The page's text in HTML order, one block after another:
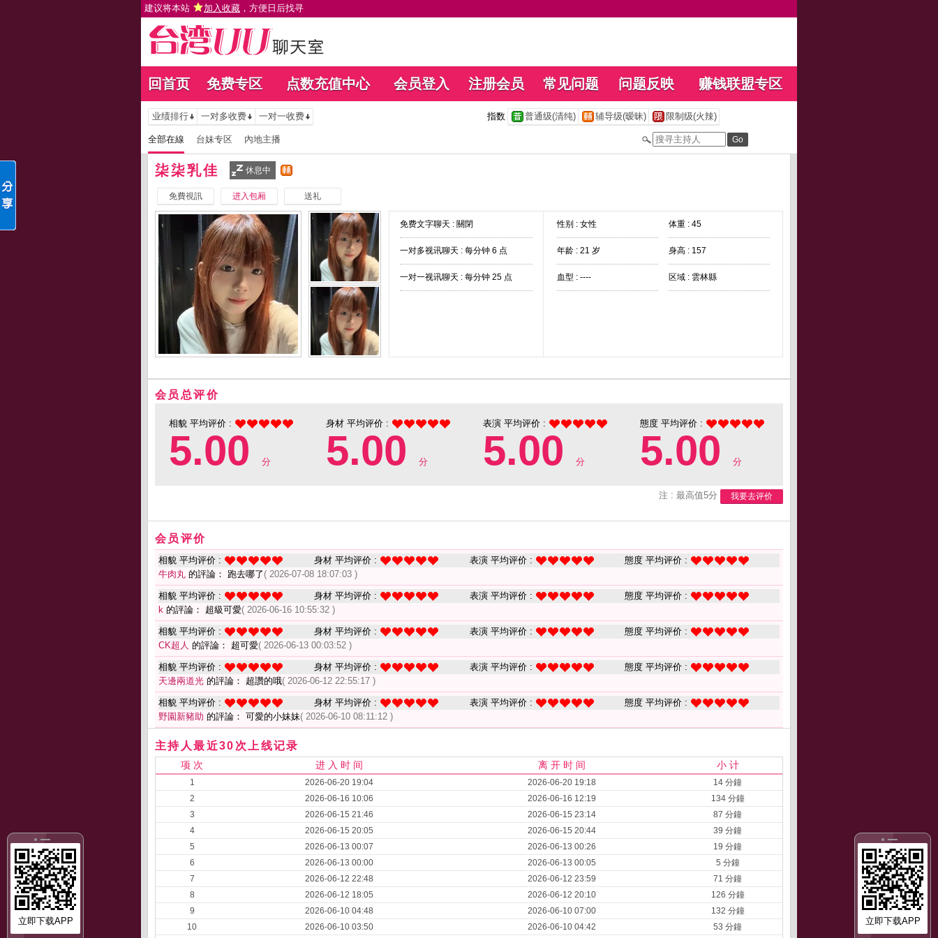
建议将本站 加入收藏 ，方便日后找寻
回首页 免费专区 点数充值中心 会员登入 注册会员 常见问题 问题反映 赚钱联盟专区
立即下载APP
立即下载APP
业绩排行 一对多收费 一对一收费 指数 普通级(清纯) 辅导级(暧昧) 限制级(火辣)
全部在線 台妹专区 內地主播
柒柒乳佳 休息中
免費視訊 进入包厢 送礼
免费文字聊天 : 關閉
一对多视讯聊天 : 每分钟 6 点
一对一视讯聊天 : 每分钟 25 点
性别 : 女性 体重 : 45
年龄 : 21 岁 身高 : 157
血型 : ---- 区域 : 雲林縣
会员总评价
相貌 平均评价 :
5.00 分
身材 平均评价 :
5.00 分
表演 平均评价 :
5.00 分
態度 平均评价 :
5.00 分
注 : 最高值5分 我要去评价
会员评价
相貌 平均评价 : 身材 平均评价 : 表演 平均评价 :
態度 平均评价 :
牛肉丸 的評論： 跑去哪了 ( 2026-07-08 18:07:03 )
相貌 平均评价 : 身材 平均评价 : 表演 平均评价 :
態度 平均评价 :
k 的評論： 超級可愛( 2026-06-16 10:55:32 )
相貌 平均评价 : 身材 平均评价 : 表演 平均评价 :
態度 平均评价 :
CK超人 的評論： 超可愛( 2026-06-13 00:03:52 )
相貌 平均评价 : 身材 平均评价 : 表演 平均评价 :
態度 平均评价 :
天邊兩道光 的評論： 超讚的哦( 2026-06-12 22:55:17 )
相貌 平均评价 : 身材 平均评价 : 表演 平均评价 :
態度 平均评价 :
野園新豬助 的評論： 可愛的小妹妹( 2026-06-10 08:11:12 )
主持人最近30次上线记录
项 次 进 入 时 间 离 开 时 间 小 计
1 2026-06-20 19:04 2026-06-20 19:18
14 分鐘
2
2026-06-16 10:06 2026-06-16 12:19
134 分鐘
3
2026-06-15 21:46 2026-06-15 23:14
87 分鐘
4
2026-06-15 20:05 2026-06-15 20:44
39 分鐘
5
2026-06-13 00:07 2026-06-13 00:26
19 分鐘
6
2026-06-13 00:00 2026-06-13 00:05
5 分鐘
7
2026-06-12 22:48 2026-06-12 23:59
71 分鐘
8
2026-06-12 18:05 2026-06-12 20:10
126 分鐘
9
2026-06-10 04:48 2026-06-10 07:00
132 分鐘
10
2026-06-10 03:50 2026-06-10 04:42 53 分鐘